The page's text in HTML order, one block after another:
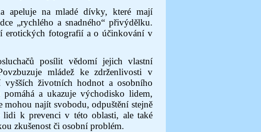
apeluje na mladé dívky, které mají
„rychlého a snadného“ přivýdělku.
erotických fotografií a o účinkování v
posílit vědomí jejich vlastní
mládež ke zdrženlivosti v
vyšších životních hodnot a osobního
a ukazuje východisko lidem,
najít svobodu, odpuštění stejně
k prevenci v této oblasti, ale také
zkušenost či osobní problém.